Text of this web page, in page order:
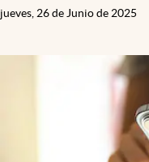
jueves, 26 de Junio de 2025